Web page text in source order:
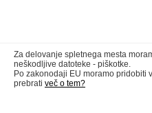
Za delovanje spletnega mesta
neškodljive datoteke - piškotke.
Po zakonodaji EU moramo pridobiti
prebrati več o tem?